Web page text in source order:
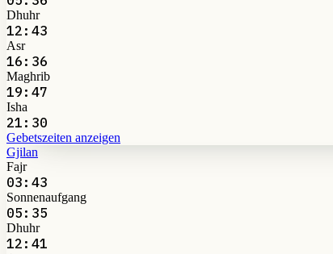
Dhuhr
12:43
Asr
16:36
Maghrib
19:47
Isha
21:30
Gebetszeiten anzeigen
Gjilan
Fajr
03:43
Sonnenaufgang
05:35
Dhuhr
12:41